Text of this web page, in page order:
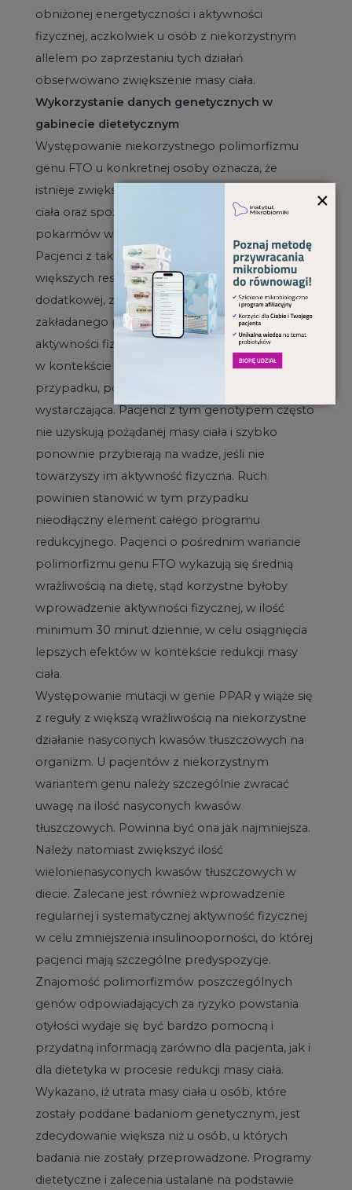
obniżonej energetyczności i aktywności
fizycznej, aczkolwiek u osób z niekorzystnym
allelem po zaprzestaniu tych działań
obserwowano zwiększenie masy ciała.
Wykorzystanie danych genetycznych w
gabinecie dietetycznym
Występowanie niekorzystnego polimorfizmu
genu FTO u konkretnej osoby oznacza, że
istnieje zwiększona tendencja przyrostu masy
ciała oraz spożywania zwiększonej ilości
pokarmów w stosunku do zapotrzebowania.
Pacjenci z takim wariantem genu wymagają
większych restrykcji energetycznych oraz
dodatkowej, zwiększonej w stosunku do
zakładanego populacyjnego minimum,
aktywności fizycznej. Jest to niezbędny czynnik
w kontekście redukcji masy ciała w tym
przypadku, ponieważ sama dieta może nie być
wystarczająca. Pacjenci z tym genotypem często
nie uzyskują pożądanej masy ciała i szybko
ponownie przybierają na wadze, jeśli nie
towarzyszy im aktywność fizyczna. Ruch
powinien stanowić w tym przypadku
nieodłączny element całego programu
redukcyjnego. Pacjenci o pośrednim wariancie
polimorfizmu genu FTO wykazują się średnią
wrażliwością na dietę, stąd korzystne byłoby
wprowadzenie aktywności fizycznej, w ilość
minimum 30 minut dziennie, w celu osiągnięcia
lepszych efektów w kontekście redukcji masy
ciała.
Występowanie mutacji w genie PPAR γ wiąże się
z reguły z większą wrażliwością na niekorzystne
działanie nasyconych kwasów tłuszczowych na
organizm. U pacjentów z niekorzystnym
wariantem genu należy szczególnie zwracać
uwagę na ilość nasyconych kwasów
tłuszczowych. Powinna być ona jak najmniejsza.
Należy natomiast zwiększyć ilość
wielonienasyconych kwasów tłuszczowych w
diecie. Zalecane jest również wprowadzenie
regularnej i systematycznej aktywność fizycznej
w celu zmniejszenia insulinooporności, do której
pacjenci mają szczególne predyspozycje.
Znajomość polimorfizmów poszczególnych
genów odpowiadających za ryzyko powstania
otyłości wydaje się być bardzo pomocną i
przydatną informacją zarówno dla pacjenta, jak i
dla dietetyka w procesie redukcji masy ciała.
Wykazano, iż utrata masy ciała u osób, które
zostały poddane badaniom genetycznym, jest
zdecydowanie większa niż u osób, u których
badania nie zostały przeprowadzone. Programy
dietetyczne i zalecenia ustalane na podstawie
×